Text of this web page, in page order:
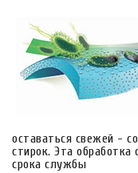
оставаться свежей -
стирок. Эта обработка
срока службы